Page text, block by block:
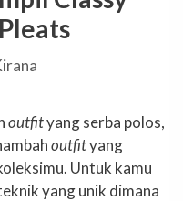
outfityang serba polos,
outfityang
Untuk kamu
yang unik dimana